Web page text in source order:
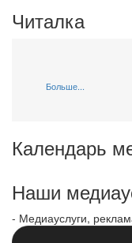
Читалка
Больше...
Календарь
Наши
- Медиауслуги,